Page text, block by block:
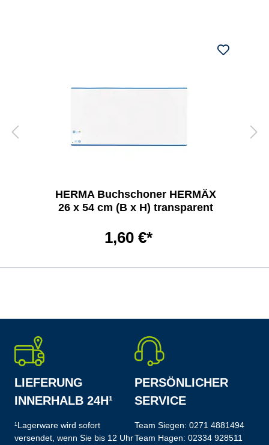
HERMA Buchschoner HERMÄX
26 x 54 cm (B x H) transparent
1,60 €*
LIEFERUNG
INNERHALB 24H¹
¹Lagerware wird sofort
versendet, wenn Sie bis 12 Uhr
PERSÖNLICHER
SERVICE
Team Siegen: 0271 4881494
Team Hagen: 02334 928511